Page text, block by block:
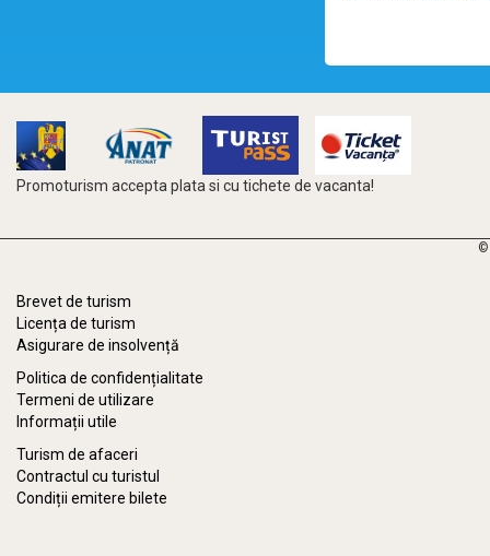
Promoturism accepta plata si cu tichete de vacanta!
©
Brevet de turism
Licența de turism
Asigurare de insolvență
Politica de confidențialitate
Termeni de utilizare
Informații utile
Turism de afaceri
Contractul cu turistul
Condiții emitere bilete